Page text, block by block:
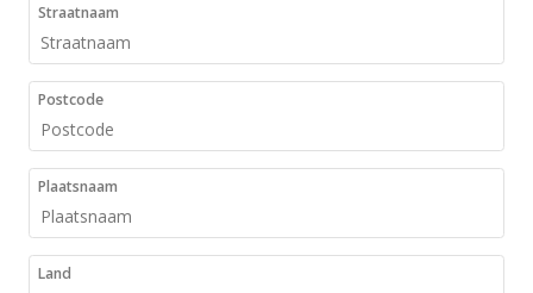
Straatnaam
Postcode
Plaatsnaam
Land